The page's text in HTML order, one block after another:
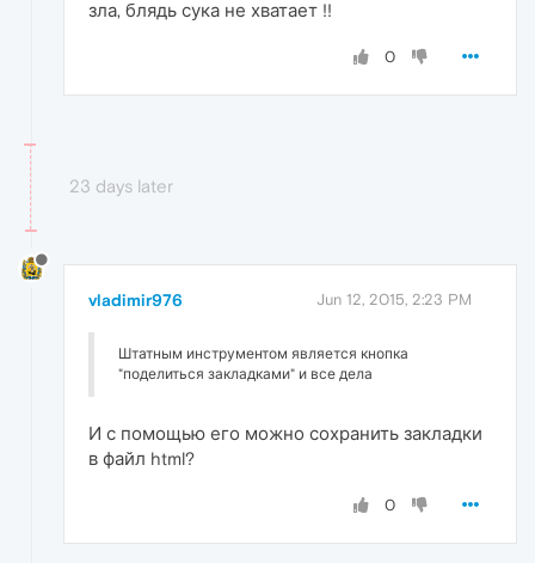
зла, блядь сука не хватает !!
0
23 days later
vladimir976 Jun 12, 2015, 2:23 PM
Штатным инструментом является кнопка
"поделиться закладками" и все дела
И с помощью его можно сохранить закладки
в файл html?
0